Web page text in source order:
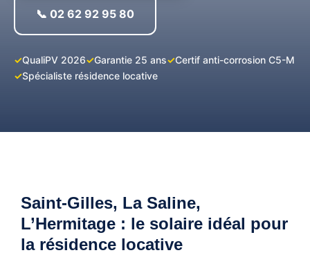
📞 02 62 92 95 80
QualiPV 2026 Garantie 25 ans
Certif anti-corrosion C5-M
Spécialiste résidence locative
Saint-Gilles, La Saline,
L’Hermitage : le solaire idéal pour
la résidence locative